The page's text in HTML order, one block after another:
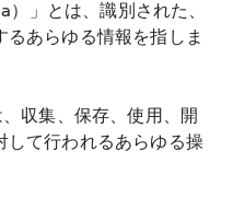
」とは、識別された、
るあらゆる情報を指しま
収集、保存、使用、開
して行われるあらゆる操